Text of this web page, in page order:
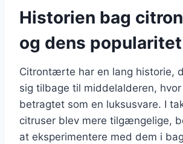
Historien bag
og dens popularitet
Citrontærte har en lang historie,
sig tilbage til middelalderen,
betragtet som en luksusvare. I
citruser blev mere tilgængelige,
at eksperimentere med dem i